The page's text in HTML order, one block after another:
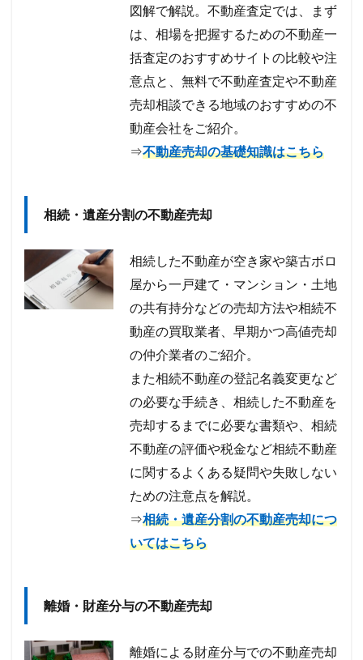
図解で解説。不動産査定では、まず
は、相場を把握するための不動産一
括査定のおすすめサイトの比較や注
意点と、無料で不動産査定や不動産
売却相談できる地域のおすすめの不
動産会社をご紹介。
⇒不動産売却の基礎知識はこちら
相続・遺産分割の不動産売却
相続した不動産が空き家や築古ボロ
屋から一戸建て・マンション・土地
の共有持分などの売却方法や相続不
動産の買取業者、早期かつ高値売却
の仲介業者のご紹介。
また相続不動産の登記名義変更など
の必要な手続き、相続した不動産を
売却するまでに必要な書類や、相続
不動産の評価や税金など相続不動産
に関するよくある疑問や失敗しない
ための注意点を解説。
⇒相続・遺産分割の不動産売却につ
いてはこちら
離婚・財産分与の不動産売却
離婚による財産分与での不動産売却